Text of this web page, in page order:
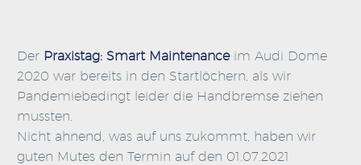
Der Praxistag: Smart Maintenanceim Audi Dome
2020 war bereits in den Startlöchern, als wir
Pandemiebedingt leider die Handbremse ziehen
mussten.
Nicht ahnend, was auf uns zukommt, haben wir
guten Mutes den Termin auf den 01.07.2021